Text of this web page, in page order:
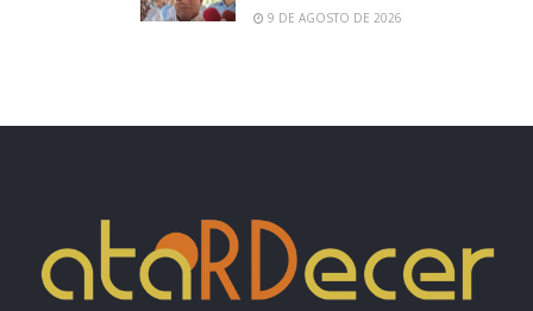
9 DE AGOSTO DE 2026